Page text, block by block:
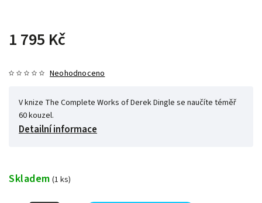
1 795 Kč
Neohodnoceno
V knize The Complete Works of Derek Dingle se naučíte téměř
60 kouzel.
Detailní informace
Skladem (1 ks)